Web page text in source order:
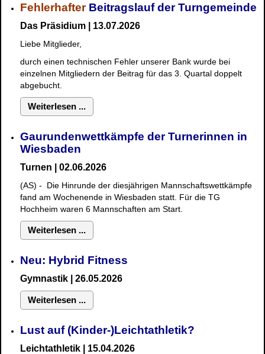
FehlerhafterBeitragslauf der Turngemeinde
Das Präsidium | 13.07.2026
Liebe Mitglieder,
durch einen technischen Fehler unserer Bank wurde bei
einzelnen Mitgliedern der Beitrag für das 3. Quartal doppelt
abgebucht.
Weiterlesen ...
Gaurundenwettkämpfe der Turnerinnen in
Wiesbaden
Turnen | 02.06.2026
(AS) - Die Hinrunde der diesjährigen Mannschaftswettkämpfe
fand am Wochenende in Wiesbaden statt. Für die TG
Hochheim waren 6 Mannschaften am Start.
Weiterlesen ...
Neu: Hybrid Fitness
Gymnastik | 26.05.2026
Weiterlesen ...
Lust auf (Kinder-)Leichtathletik?
Leichtathletik | 15.04.2026